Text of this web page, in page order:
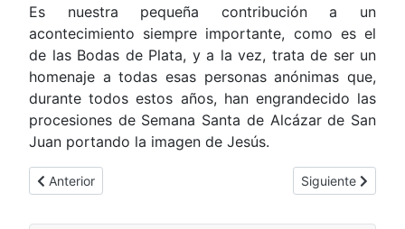
Es nuestra pequeña contribución a un
acontecimiento siempre importante, como es el
de las Bodas de Plata, y a la vez, trata de ser un
homenaje a todas esas personas anónimas que,
durante todos estos años, han engrandecido las
procesiones de Semana Santa de Alcázar de San
Juan portando la imagen de Jesús.
Artículo anterior: E-MAS Comunicación colabora con la
Anterior Artículo
Siguiente